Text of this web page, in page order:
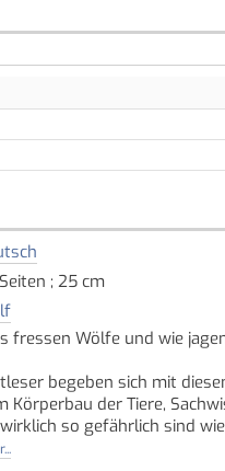
; 25 cm
fressen Wölfe und wie
begeben sich mit
Körperbau der Tiere,
so gefährlich sind